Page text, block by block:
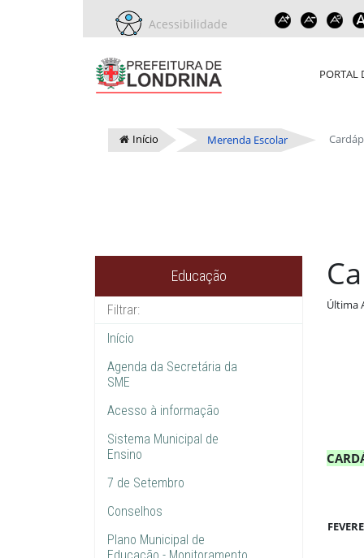
Acessibilidade
PORTAL
Início Merenda Escolar
Educação
Início
Agenda da Secretária da
SME
Acesso à informação
Sistema Municipal de
Ensino
7 de Setembro
Conselhos
Plano Municipal de
Última